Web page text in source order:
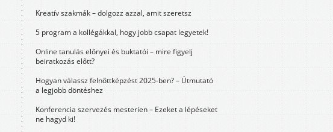
Kreatív szakmák – dolgozz azzal, amit szeretsz
5 program a kollégákkal, hogy jobb csapat legyetek!
Online tanulás előnyei és buktatói – mire figyelj
beiratkozás előtt?
Hogyan válassz felnőttképzést 2025-ben? – Útmutató
a legjobb döntéshez
Konferencia szervezés mesterien – Ezeket a lépéseket
ne hagyd ki!